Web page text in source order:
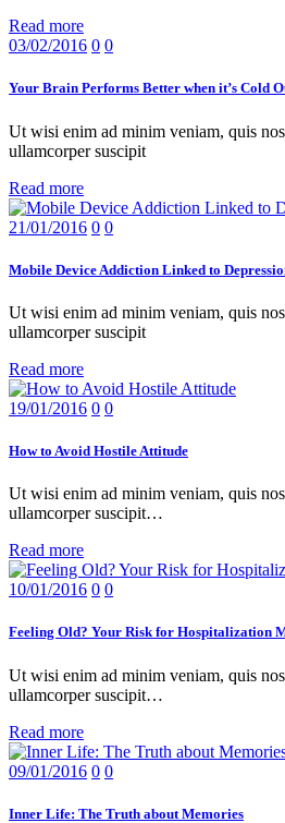
Read more
03/02/2016 0 0
Your Brain Performs Better when it’s Cold
Ut wisi enim ad minim veniam, quis
ullamcorper suscipit
Read more
21/01/2016 0 0
Mobile Device Addiction Linked to
Ut wisi enim ad minim veniam, quis
ullamcorper suscipit
Read more
19/01/2016 0 0
How to Avoid Hostile Attitude
Ut wisi enim ad minim veniam, quis
ullamcorper suscipit…
Read more
10/01/2016 0 0
Feeling Old? Your Risk for Hospitalization
Ut wisi enim ad minim veniam, quis
ullamcorper suscipit…
Read more
09/01/2016 0 0
Inner Life: The Truth about Memories